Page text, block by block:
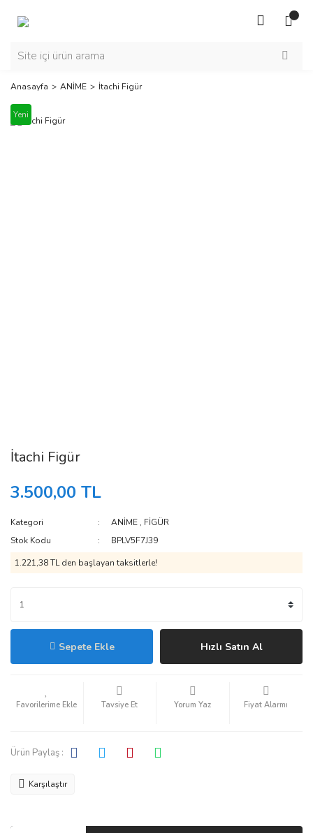
Anasayfa ANİME İtachi Figür
Yeni
İtachi Figür
3.500,00 TL
Kategori ANİME , FİGÜR
Stok Kodu
BPLV5F7J39
1.221,38 TL den başlayan taksitlerle!
Sepete Ekle Hızlı Satın Al
Tavsiye Et Yorum Yaz Fiyat Alarmı
Ürün Paylaş :
Karşılaştır